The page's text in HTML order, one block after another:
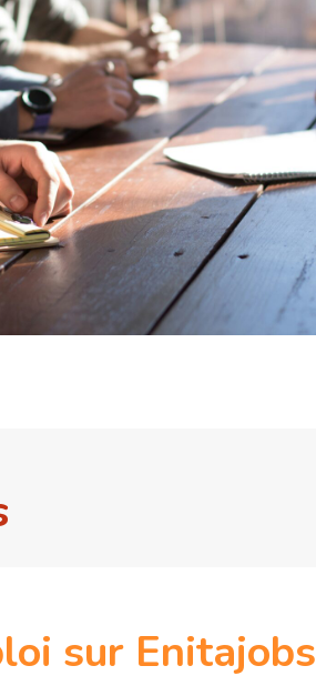
sur Enitajobs